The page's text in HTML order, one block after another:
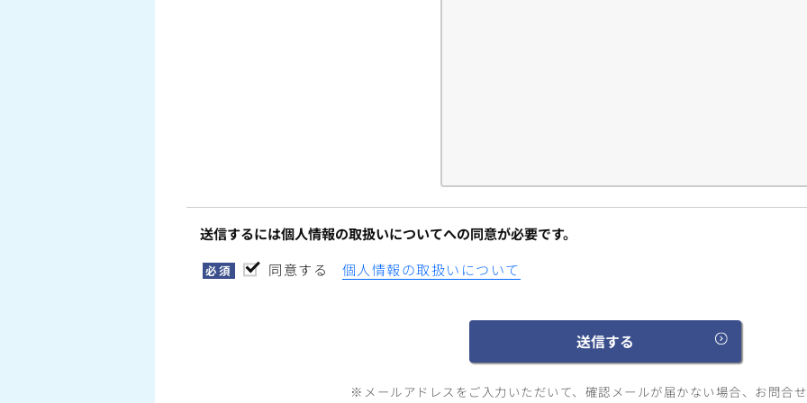
送信するには個人情報の取扱いについてへの同意が必要です。
必須 同意する 個人情報の取扱いについて
※メールアドレスをご入力いただいて、確認メールが届かない場合、お問合せ